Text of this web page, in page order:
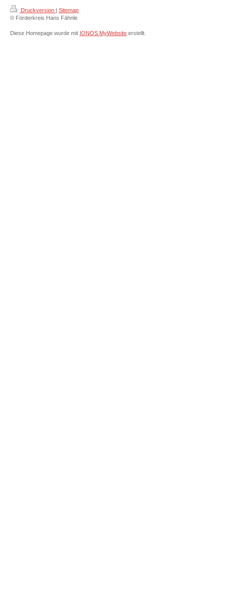
Druckversion | Sitemap
© Förderkreis Hans Fähnle
Diese Homepage wurde mit IONOS MyWebsite erstellt.